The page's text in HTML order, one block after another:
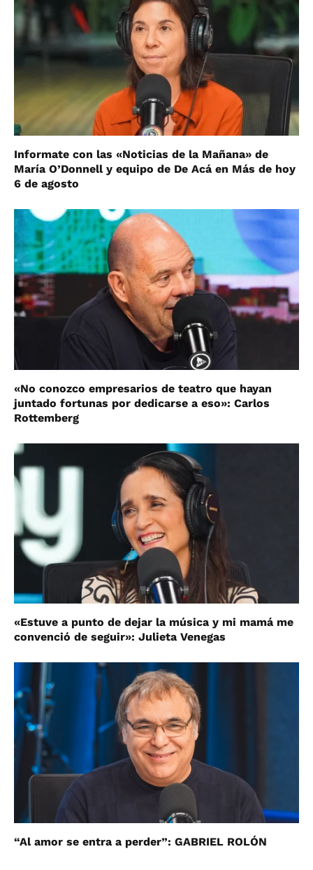
Informate con las «Noticias de la Mañana» de
María O’Donnell y equipo de De Acá en Más de hoy
6 de agosto
«No conozco empresarios de teatro que hayan
juntado fortunas por dedicarse a eso»: Carlos
Rottemberg
«Estuve a punto de dejar la música y mi mamá me
convenció de seguir»: Julieta Venegas
“Al amor se entra a perder”: GABRIEL ROLÓN